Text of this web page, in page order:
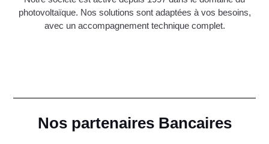
photovoltaïque. Nos solutions sont adaptées à vos besoins,
avec un accompagnement technique complet.
Nos partenaires Bancaires